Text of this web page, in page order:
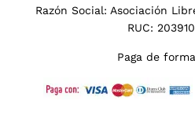
Razón Social: Asociación
RUC:
Paga de